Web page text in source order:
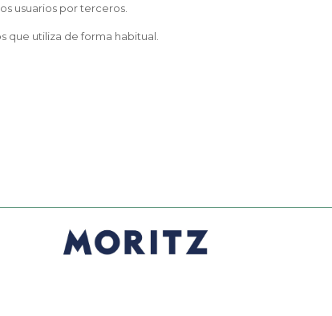
usuarios por terceros.
que utiliza de forma habitual.